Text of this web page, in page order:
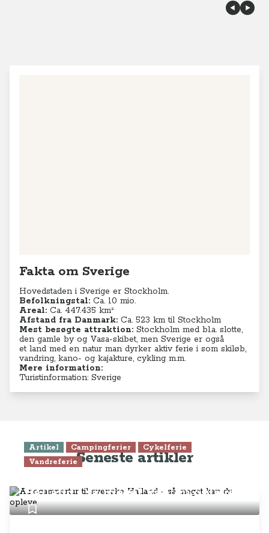
Fakta om Sverige
Hovedstaden i Sverige er Stockholm.
Befolkningstal: Ca. 10 mio.
Areal: Ca. 447.435 km²
Afstand fra Danmark: Ca. 523 km til Stockholm
Mest besøgte attraktion: Stockholm med bl.a. slotte,
den gamle by og Vasa-skibet, men Sverige er også
et land med en natur man dyrker aktiv ferie i som skiløb,
vandring, kano- og kajakture, cykling m.m.
Mere information:
Turistinformation: Sverige
Seneste artikler
Artikel Campingferier
Cykelferie
Vandreferie
Halland - så meget kan du opleve